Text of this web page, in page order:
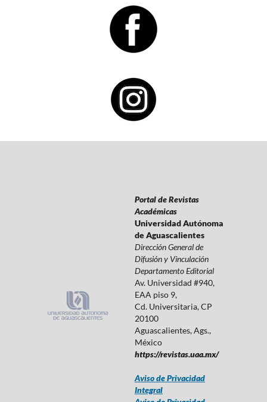
Portal de Revistas
Académicas
Universidad Autónoma
de Aguascalientes
Dirección General de
Difusión y Vinculación
Departamento Editorial
Av. Universidad #940,
EAA piso 9,
Cd. Universitaria, CP
20100
Aguascalientes, Ags.,
México
https://revistas.uaa.mx/
Aviso de Privacidad
Integral